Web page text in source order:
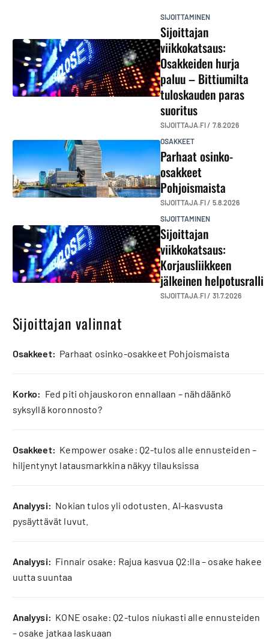
SIJOITTAMINEN
Sijoittajan
viikkokatsaus:
Osakkeiden hurja
paluu – Bittiumilta
tuloskauden paras
suoritus
SIJOITTAJA.FI / 7.8.2026
OSAKKEET
Parhaat osinko-
osakkeet
Pohjoismaista
SIJOITTAJA.FI / 5.8.2026
SIJOITTAMINEN
Sijoittajan
viikkokatsaus:
Korjausliikkeen
jälkeinen helpotusralli
SIJOITTAJA.FI / 31.7.2026
Sijoittajan valinnat
osakkeet: Parhaat osinko-osakkeet Pohjoismaista
korko: Fed piti ohjauskoron ennallaan – nähdäänkö
syksyllä koronnosto?
osakkeet: Kempower osake: Q2-tulos alle ennusteiden –
hiljentynyt latausmarkkina näkyy tilauksissa
analyysi: Nokian tulos yli odotusten. AI-kasvusta
pysäyttävät luvut.
analyysi: Finnair osake: Rajua kasvua Q2:lla – osake hakee
uutta suuntaa
analyysi: KONE osake: Q2-tulos niukasti alle ennusteiden
– osake jatkaa laskuaan